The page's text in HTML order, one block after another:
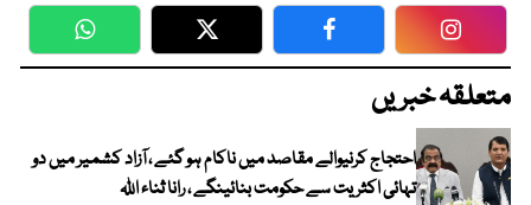
WhatsApp Twitter Facebook
متعلقہ خبریں
احتجاج کرنیوالے مقاصد میں ناکام ہو گئے ، آزاد کشمیر میں دو
تہائی اکثریت سے حکومت بنائینگے ، رانا ثناء اللہ